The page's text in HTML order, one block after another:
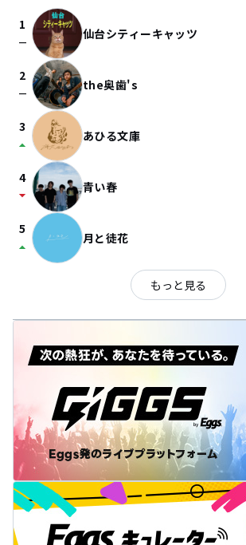
1
check_indeterminate_small 仙台シティーキャッツ
2
check_indeterminate_small the奥歯's
3
arrow_drop_up あひる文庫
4
arrow_drop_down 青い春
5
arrow_drop_up 月と徒花
もっと見る